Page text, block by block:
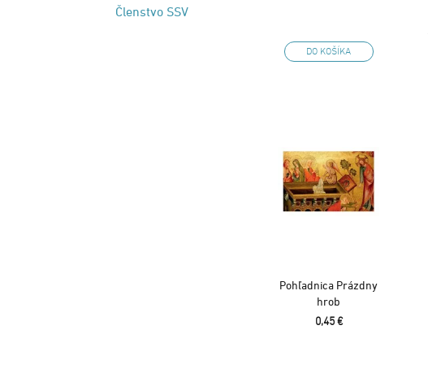
DO KOŠÍKA
Pohľadnica Prázdny
hrob
0,45 €
Členstvo SSV